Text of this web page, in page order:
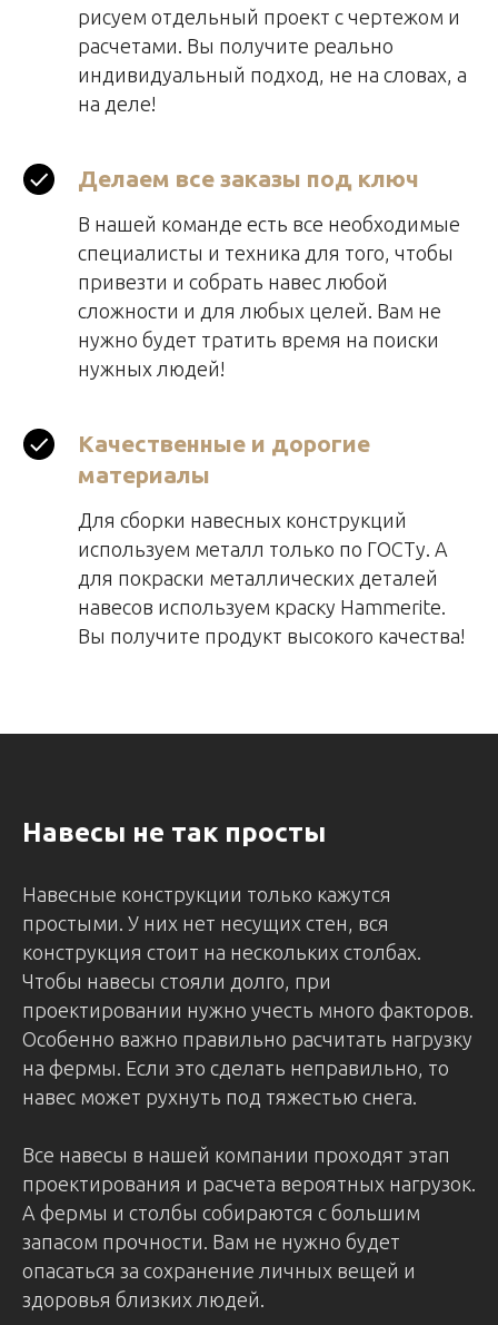
рисуем отдельный проект с чертежом и
расчетами. Вы получите реально
индивидуальный подход, не на словах, а
на деле!
Делаем все заказы под ключ
В нашей команде есть все необходимые
специалисты и техника для того, чтобы
привезти и собрать навес любой
сложности и для любых целей. Вам не
нужно будет тратить время на поиски
нужных людей!
Качественные и дорогие
материалы
Для сборки навесных конструкций
используем металл только по ГОСТу. А
для покраски металлических деталей
навесов используем краску Hammerite.
Вы получите продукт высокого качества!
Навесы не так просты
Навесные конструкции только кажутся
простыми. У них нет несущих стен, вся
конструкция стоит на нескольких столбах.
Чтобы навесы стояли долго, при
проектировании нужно учесть много факторов.
Особенно важно правильно расчитать нагрузку
на фермы. Если это сделать неправильно, то
навес может рухнуть под тяжестью снега.
Все навесы в нашей компании проходят этап
проектирования и расчета вероятных нагрузок.
А фермы и столбы собираются с большим
запасом прочности. Вам не нужно будет
опасаться за сохранение личных вещей и
здоровья близких людей.